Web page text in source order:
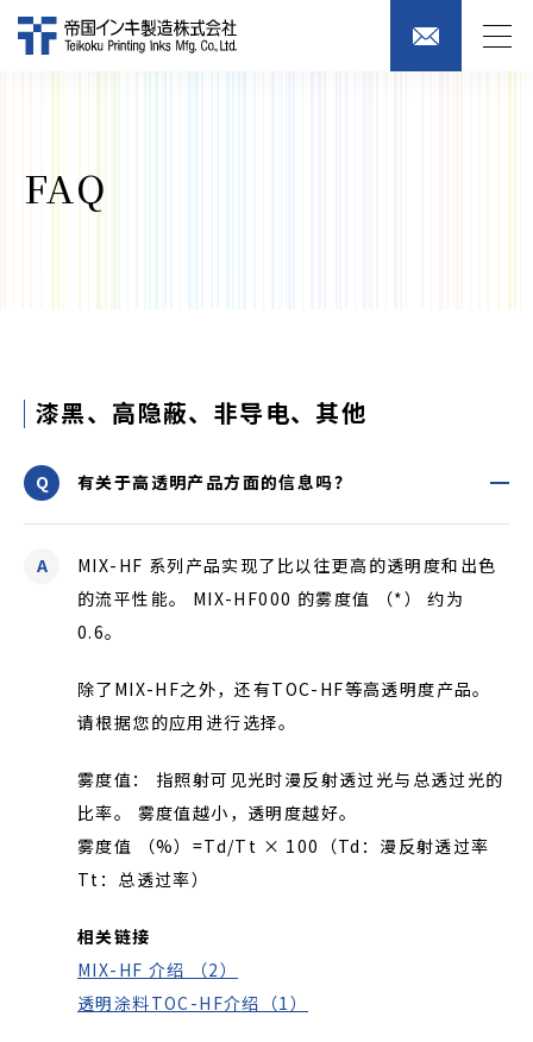
FAQ
漆黑、高隐蔽、非导电、其他
有关于高透明产品方面的信息吗？
MIX-HF 系列产品实现了比以往更高的透明度和出色
的流平性能。 MIX-HF000 的雾度值 （*） 约为
0.6。
除了MIX-HF之外，还有TOC-HF等高透明度产品。
请根据您的应用进行选择。
雾度值： 指照射可见光时漫反射透过光与总透过光的
比率。 雾度值越小，透明度越好。
雾度值 （%）=Td/Tt × 100（Td：漫反射透过率
Tt：总透过率）
相关链接
MIX-HF 介绍 （2）
透明涂料TOC-HF介绍（1）